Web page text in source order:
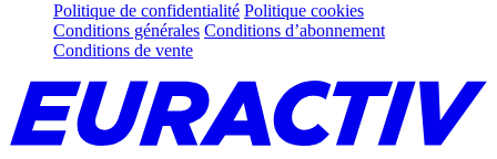
Politique de confidentialité Politique cookies
Conditions générales Conditions d’abonnement
Conditions de vente